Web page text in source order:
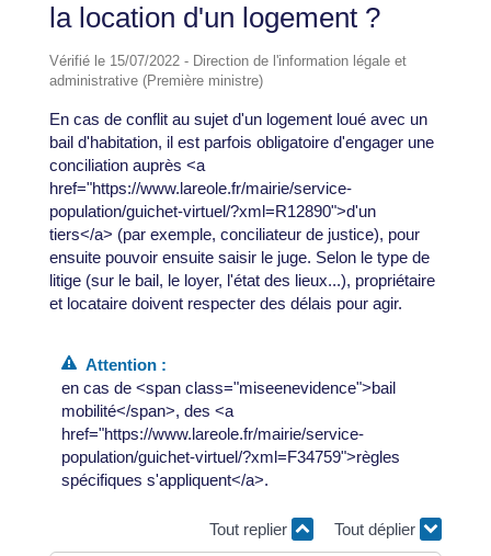
la location d'un logement ?
Vérifié le 15/07/2022 - Direction de l'information légale et
administrative (Première ministre)
En cas de conflit au sujet d'un logement loué avec un
bail d'habitation, il est parfois obligatoire d'engager une
conciliation auprès <a
href="https://www.lareole.fr/mairie/service-
population/guichet-virtuel/?xml=R12890">d'un
tiers</a> (par exemple, conciliateur de justice), pour
ensuite pouvoir ensuite saisir le juge. Selon le type de
litige (sur le bail, le loyer, l'état des lieux...), propriétaire
et locataire doivent respecter des délais pour agir.
Attention :
en cas de <span class="miseenevidence">bail
mobilité</span>, des <a
href="https://www.lareole.fr/mairie/service-
population/guichet-virtuel/?xml=F34759">règles
spécifiques s'appliquent</a>.
Tout replier Tout déplier